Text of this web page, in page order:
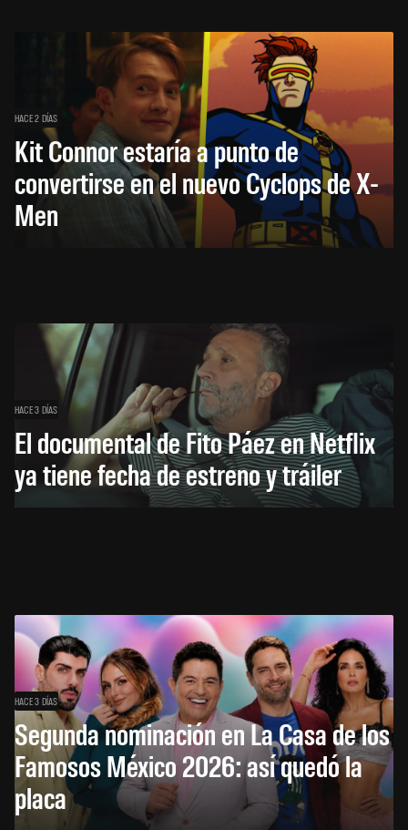
HACE 2 DÍAS
Kit Connor estaría a punto de
convertirse en el nuevo Cyclops de X-
Men
HACE 3 DÍAS
El documental de Fito Páez en Netflix
ya tiene fecha de estreno y tráiler
HACE 3 DÍAS
Segunda nominación en La Casa de los
Famosos México 2026: así quedó la
placa